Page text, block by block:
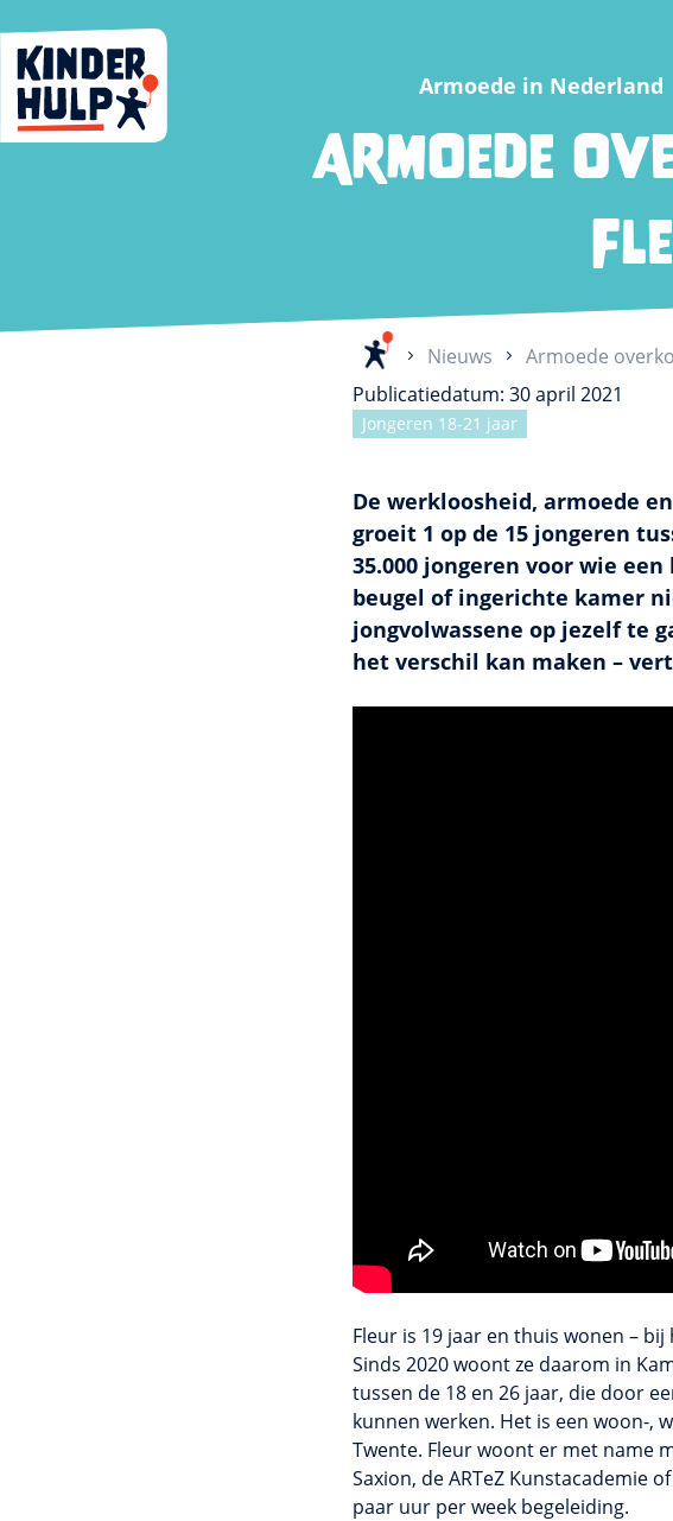
Kinderhulp
Armoede in Nederland
Armoede
HomeNieuws
Armoede
Publicatiedatum: 30 april 2021
Jongeren 18-21 jaar
De werkloosheid, armoede
groeit 1 op de 15 jongeren
35.000 jongeren voor wie
beugel of ingerichte kamer
jongvolwassene op jezelf te
het verschil kan maken –
Fleur is 19 jaar en thuis wonen –
Sinds 2020 woont ze daarom in
tussen de 18 en 26 jaar, die door
kunnen werken. Het is een woon-,
Twente. Fleur woont er met name
Saxion, de ARTeZ Kunstacademie
paar uur per week begeleiding.